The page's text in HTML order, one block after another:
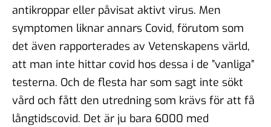
antikroppar eller påvisat aktivt virus. Men
symptomen liknar annars Covid, förutom som
det även rapporterades av Vetenskapens värld,
att man inte hittar covid hos dessa i de ”vanliga”
testerna. Och de flesta har som sagt inte sökt
vård och fått den utredning som krävs för att få
långtidscovid. Det är ju bara 6000 med